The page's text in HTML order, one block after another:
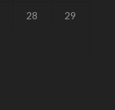
28 29